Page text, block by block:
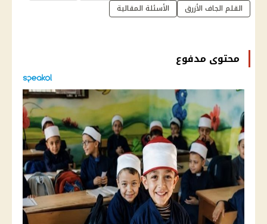
القلم الجاف الأزرق
الأسئلة المقالية
محتوى مدفوع